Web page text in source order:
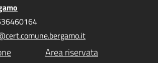
Area riservata